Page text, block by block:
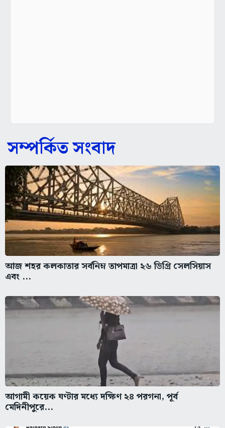
সম্পর্কিত সংবাদ
আজ শহর কলকাতার সর্বনিম্ন তাপমাত্রা ২৬ ডিগ্রি সেলসিয়াস
এবং ...
আগামী কয়েক ঘণ্টার মধ্যে দক্ষিণ ২৪ পরগনা, পূর্ব
মেদিনীপুরে...